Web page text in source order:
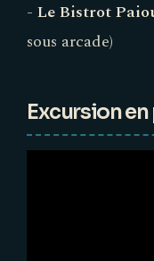
- Le Bistrot
sous arcade)
Excursion